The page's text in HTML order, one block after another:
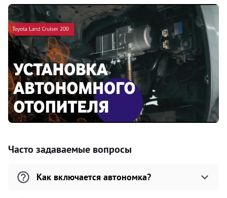
Часто задаваемые вопросы
Как включается автономка?